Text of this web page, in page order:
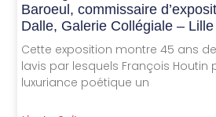
Baroeul, commissaire
Dalle, Galerie Collégiale – Lille
Cette exposition montre 45 ans
lavis par lesquels François Houtin
luxuriance poétique un